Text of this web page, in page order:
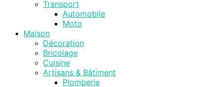
Transport
Automobile
Moto
Maison
Décoration
Bricolage
Cuisine
Artisans & Bâtiment
Plomberie